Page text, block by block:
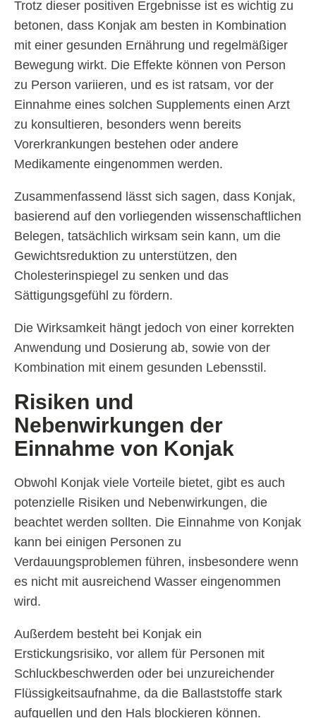
Trotz dieser positiven Ergebnisse ist es wichtig zu
betonen, dass Konjak am besten in Kombination
mit einer gesunden Ernährung und regelmäßiger
Bewegung wirkt. Die Effekte können von Person
zu Person variieren, und es ist ratsam, vor der
Einnahme eines solchen Supplements einen Arzt
zu konsultieren, besonders wenn bereits
Vorerkrankungen bestehen oder andere
Medikamente eingenommen werden.
Zusammenfassend lässt sich sagen, dass Konjak,
basierend auf den vorliegenden wissenschaftlichen
Belegen, tatsächlich wirksam sein kann, um die
Gewichtsreduktion zu unterstützen, den
Cholesterinspiegel zu senken und das
Sättigungsgefühl zu fördern.
Die Wirksamkeit hängt jedoch von einer korrekten
Anwendung und Dosierung ab, sowie von der
Kombination mit einem gesunden Lebensstil.
Risiken und
Nebenwirkungen der
Einnahme von Konjak
Obwohl Konjak viele Vorteile bietet, gibt es auch
potenzielle Risiken und Nebenwirkungen, die
beachtet werden sollten. Die Einnahme von Konjak
kann bei einigen Personen zu
Verdauungsproblemen führen, insbesondere wenn
es nicht mit ausreichend Wasser eingenommen
wird.
Außerdem besteht bei Konjak ein
Erstickungsrisiko, vor allem für Personen mit
Schluckbeschwerden oder bei unzureichender
Flüssigkeitsaufnahme, da die Ballaststoffe stark
aufquellen und den Hals blockieren können.